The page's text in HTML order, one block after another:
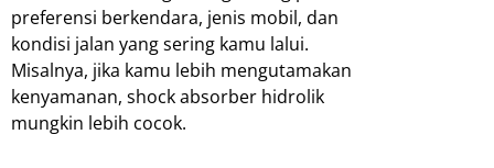
preferensi berkendara, jenis mobil, dan
kondisi jalan yang sering kamu lalui.
Misalnya, jika kamu lebih mengutamakan
kenyamanan, shock absorber hidrolik
mungkin lebih cocok.